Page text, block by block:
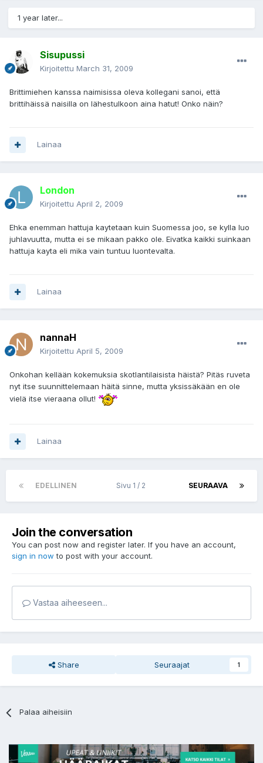
1 year later...
Sisupussi
Kirjoitettu March 31, 2009
Brittimiehen kanssa naimisissa oleva kollegani sanoi, että
brittihäissä naisilla on lähestulkoon aina hatut! Onko näin?
Lainaa
London
Kirjoitettu April 2, 2009
Ehka enemman hattuja kaytetaan kuin Suomessa joo, se kylla luo
juhlavuutta, mutta ei se mikaan pakko ole. Eivatka kaikki suinkaan
hattuja kayta eli mika vain tuntuu luontevalta.
Lainaa
nannaH
Kirjoitettu April 5, 2009
Onkohan kellään kokemuksia skotlantilaisista häistä? Pitäs ruveta
nyt itse suunnittelemaan häitä sinne, mutta yksissäkään en ole
vielä itse vieraana ollut!
Lainaa
EDELLINEN SEURAAVA
Sivu 1 / 2
Join the conversation
You can post now and register later. If you have an account,
sign in now to post with your account.
Vastaa aiheeseen...
Share Seuraajat 1
Palaa aiheisiin